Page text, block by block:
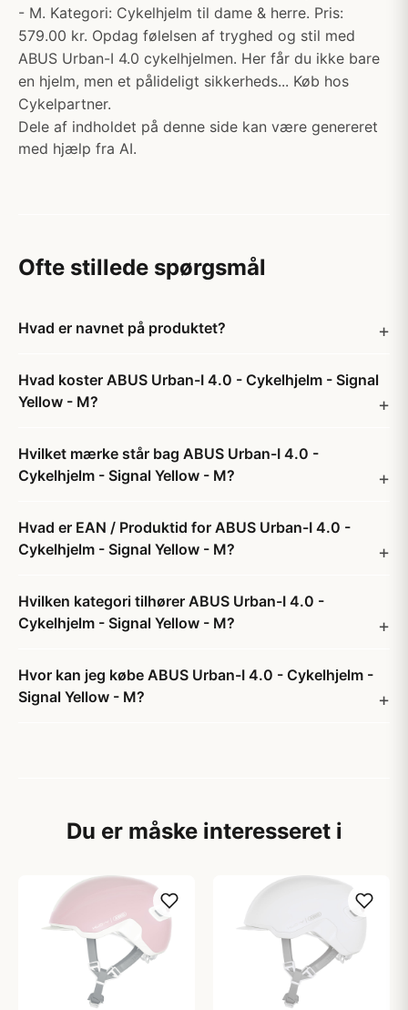
- M. Kategori: Cykelhjelm til dame & herre. Pris:
579.00 kr. Opdag følelsen af tryghed og stil med
ABUS Urban-I 4.0 cykelhjelmen. Her får du ikke bare
en hjelm, men et pålideligt sikkerheds... Køb hos
Cykelpartner.
Dele af indholdet på denne side kan være genereret
med hjælp fra AI.
Ofte stillede spørgsmål
Hvad er navnet på produktet?
Hvad koster ABUS Urban-I 4.0 - Cykelhjelm - Signal
Yellow - M?
Hvilket mærke står bag ABUS Urban-I 4.0 -
Cykelhjelm - Signal Yellow - M?
Hvad er EAN / Produktid for ABUS Urban-I 4.0 -
Cykelhjelm - Signal Yellow - M?
Hvilken kategori tilhører ABUS Urban-I 4.0 -
Cykelhjelm - Signal Yellow - M?
Hvor kan jeg købe ABUS Urban-I 4.0 - Cykelhjelm -
Signal Yellow - M?
Du er måske interesseret i